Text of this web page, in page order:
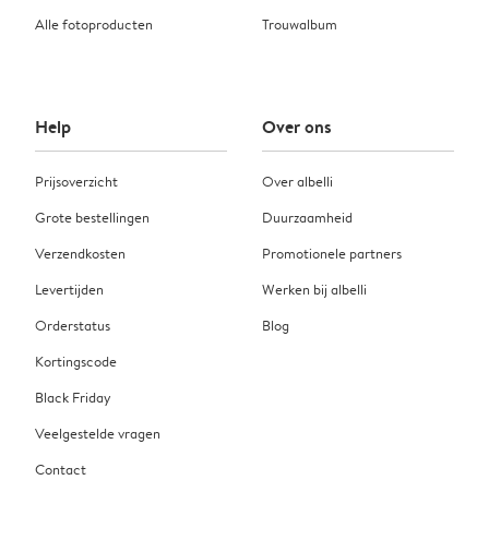
Alle fotoproducten
Trouwalbum
Help
Prijsoverzicht
Grote bestellingen
Verzendkosten
Levertijden
Orderstatus
Kortingscode
Black Friday
Veelgestelde vragen
Contact
Over ons
Over albelli
Duurzaamheid
Promotionele partners
Werken bij albelli
Blog